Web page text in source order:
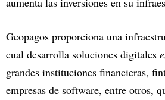
Geopagos proporciona una
cual desarrolla soluciones digitales
grandes instituciones financieras,
empresas de software, entre otros,